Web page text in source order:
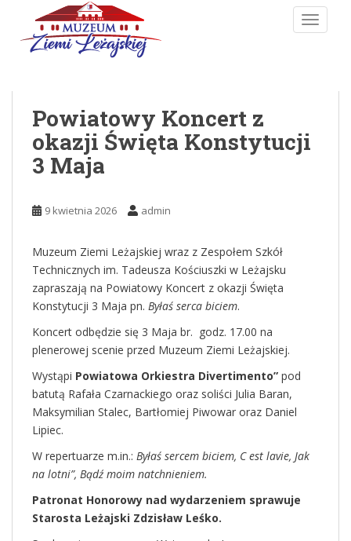
Skip to main content
Powiatowy Koncert z
okazji Święta Konstytucji
3 Maja
9 kwietnia 2026 admin
Muzeum Ziemi Leżajskiej wraz z Zespołem Szkół
Technicznych im. Tadeusza Kościuszki w Leżajsku
zapraszają na Powiatowy Koncert z okazji Święta
Konstytucji 3 Maja pn. Byłaś serca biciem.
Koncert odbędzie się 3 Maja br. godz. 17.00 na
plenerowej scenie przed Muzeum Ziemi Leżajskiej.
Wystąpi Powiatowa Orkiestra Divertimento” pod
batutą Rafała Czarnackiego oraz soliści Julia Baran,
Maksymilian Stalec, Bartłomiej Piwowar oraz Daniel
Lipiec.
W repertuarze m.in.: Byłaś sercem biciem, C est lavie, Jak
na lotni”, Bądź moim natchnieniem.
Patronat Honorowy nad wydarzeniem sprawuje
Starosta Leżajski Zdzisław Leśko.